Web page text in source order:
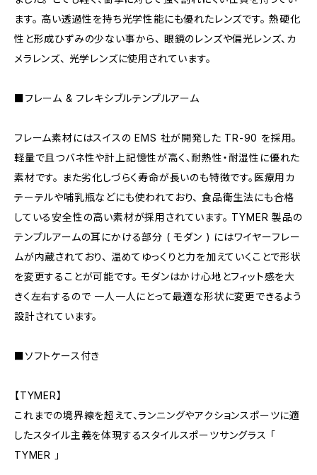
ます。 高い透過性を持ち光学性能にも優れたレンズです。 熱硬化
性と形成ひずみの少ない事から、 眼鏡のレンズや偏光レンズ、カ
メラレンズ、 光学レンズに使用されています。
■フレーム & フレキシブルテンプルアーム
フレーム素材にはスイスの EMS 社が開発した TR-90 を採用。
軽量で且つバネ性や計上記憶性が高く、耐熱性・耐湿性に優れた
素材です。 また劣化しづらく寿命が長いのも特徴です。医療用カ
テーテルや哺乳瓶などにも使われており、 食品衛生法にも合格
している安全性の高い素材が採用されています。 TYMER 製品の
テンプルアームの耳にかける部分 ( モダン ) にはワイヤーフレー
ムが内蔵されており、 温めてゆっくりと力を加えていくことで形状
を変更することが可能です。 モダンはかけ心地とフィット感を大
きく左右するので 一人一人にとって最適な形状に変更できるよう
設計されています。
■ソフトケース付き
【TYMER】
これまでの境界線を超えて、ランニングやアクションスポーツに適
したスタイル主義を体現するスタイルスポーツサングラス 「
TYMER 」